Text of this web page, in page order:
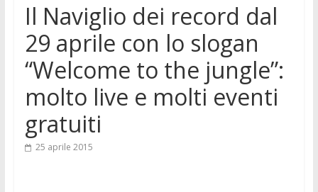
Il Naviglio dei record dal
29 aprile con lo slogan
“Welcome to the jungle”:
molto live e molti eventi
gratuiti
25 aprile 2015